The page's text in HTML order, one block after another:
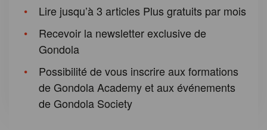
Lire jusqu’à 3 articles Plus gratuits par mois
Recevoir la newsletter exclusive de
Gondola
Possibilité de vous inscrire aux formations
de Gondola Academy et aux événements
de Gondola Society